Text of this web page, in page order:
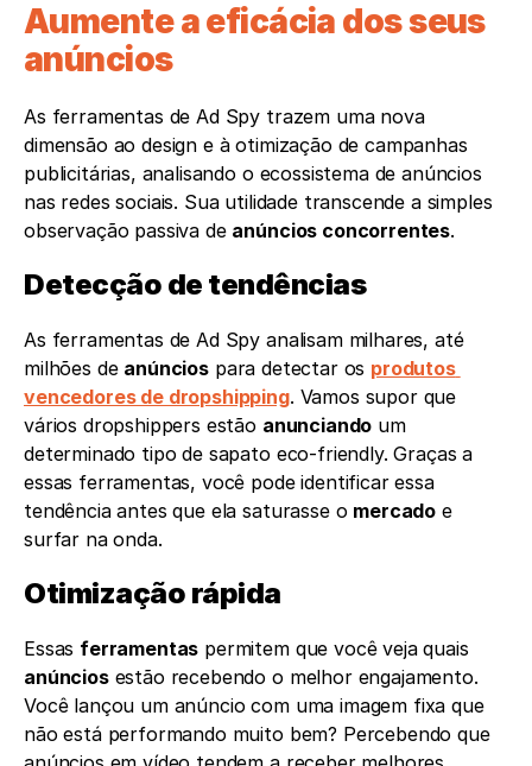
Aumente a eficácia dos seus
anúncios
As ferramentas de Ad Spy trazem uma nova
dimensão ao design e à otimização de campanhas
publicitárias, analisando o ecossistema de anúncios
nas redes sociais. Sua utilidade transcende a simples
observação passiva de anúncios concorrentes.
Detecção de tendências
As ferramentas de Ad Spy analisam milhares, até
milhões de anúncios para detectar os produtos
vencedores de dropshipping. Vamos supor que
vários dropshippers estão anunciando um
determinado tipo de sapato eco-friendly. Graças a
essas ferramentas, você pode identificar essa
tendência antes que ela saturasse o mercado e
surfar na onda.
Otimização rápida
Essas ferramentas
anúncios estão recebendo o melhor engajamento.
Você lançou um anúncio com uma imagem fixa que
não está performando muito bem? Percebendo que